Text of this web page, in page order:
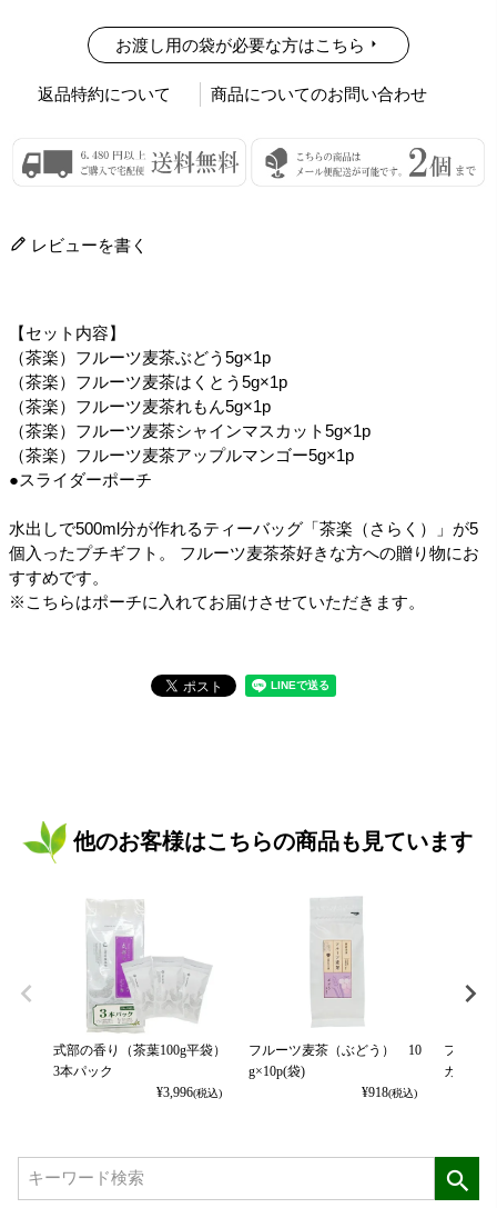
お渡し用の袋が必要な方はこちら
返品特約について 商品についてのお問い合わせ
レビューを書く
【セット内容】
（茶楽）フルーツ麦茶ぶどう5g×1p
（茶楽）フルーツ麦茶はくとう5g×1p
（茶楽）フルーツ麦茶れもん5g×1p
（茶楽）フルーツ麦茶シャインマスカット5g×1p
（茶楽）フルーツ麦茶アップルマンゴー5g×1p
●スライダーポーチ
水出しで500ml分が作れるティーバッグ「茶楽（さらく）」が5
個入ったプチギフト。 フルーツ麦茶茶好きな方への贈り物にお
すすめです。
※こちらはポーチに入れてお届けさせていただきます。
他のお客様はこちらの商品も見ています
式部の香り（茶葉100g平袋）
3本パック
¥3,996(税込)
フルーツ麦茶（ぶどう） 10
g×10p(袋)
¥918(税込)
フルー
カット